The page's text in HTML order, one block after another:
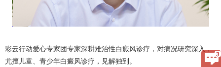
彩云行动爱心专家团专家深耕难治性白癜风诊疗，对病况研究深入，
尤擅儿童、青少年白癜风诊疗，见解独到。